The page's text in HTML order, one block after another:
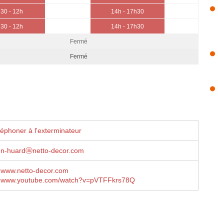
- 12h 14h - 17h30
- 12h 14h - 17h30
Fermé
Fermé
à l'exterminateur
n-huardⓐnetto-decor.com
www.netto-decor.com
www.youtube.com/watch?v=pVTFFkrs78Q